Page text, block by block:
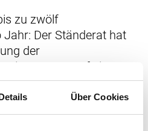
Über Cookies
zu zwölf
Der Ständerat hat
der
Er trat auf einen
nicht ein und
Jahr belassen.